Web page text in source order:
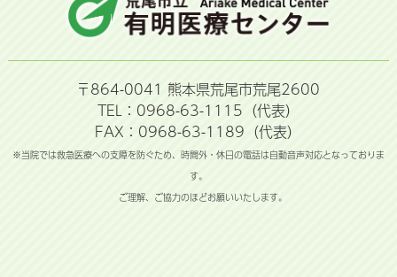
〒864-0041 熊本県荒尾市荒尾2600
TEL：0968-63-1115（代表）
FAX：0968-63-1189（代表）
※当院では救急医療への支障を防ぐため、時間外・休日の電話は自動音声対応となっておりま
す。
ご理解、ご協力のほどお願いいたします。